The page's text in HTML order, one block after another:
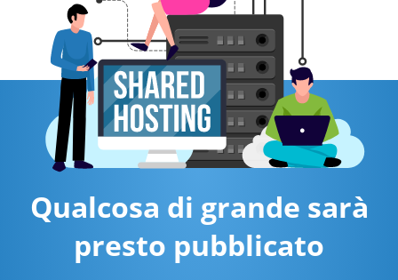
Qualcosa di grande sarà
presto pubblicato